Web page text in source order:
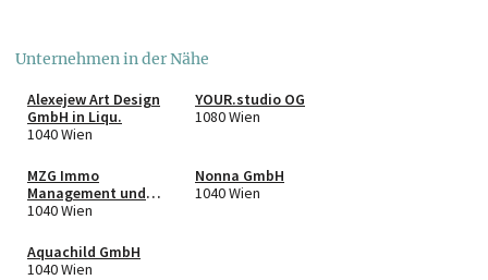
Unternehmen in der Nähe
Alexejew Art Design
GmbH in Liqu.
1040 Wien
YOUR.studio OG
1080 Wien
MZG Immo
Management und
Beteiligungs GmbH
1040 Wien
Nonna GmbH
1040 Wien
Aquachild GmbH
1040 Wien